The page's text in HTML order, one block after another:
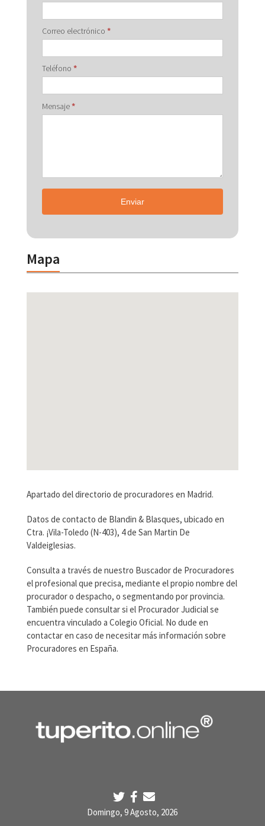
con
Correo electrónico *
Teléfono *
Mensaje*
Enviar
Mapa
Apartado del directorio de procuradores en Madrid.
Datos de contacto de Blandin & Blasques, ubicado en
Ctra. ¡Vila-Toledo (N-403), 4 de San Martin De
Valdeiglesias.
Consulta a través de nuestro Buscador de Procuradores
el profesional que precisa, mediante el propio nombre del
procurador o despacho, o segmentando por provincia.
También puede consultar si el Procurador Judicial se
encuentra vinculado a Colegio Oficial. No dude en
contactar en caso de necesitar más información sobre
Procuradores en España.
Domingo, 9 Agosto, 2026